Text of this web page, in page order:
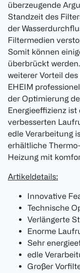
überzeugende
Standzeit des
der
Filtermedien
Somit können
überbrückt
weiterer Vorteil
EHEIM
der Optimierung
Energieeffizienz
verbesserten
edle Verarbeitung
erhältliche
Heizung mit
Artikeldetails:
Innovative
Technische
Verlängerte
Enorme
Sehr
edle
Großer